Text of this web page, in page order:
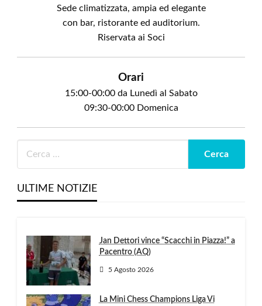
Sede climatizzata, ampia ed elegante
con bar, ristorante ed auditorium.
Riservata ai Soci
Orari
15:00-00:00 da Lunedì al Sabato
09:30-00:00 Domenica
ULTIME NOTIZIE
Jan Dettori vince “Scacchi in Piazza!” a
Pacentro (AQ)
5 Agosto 2026
La Mini Chess Champions Liga Vi